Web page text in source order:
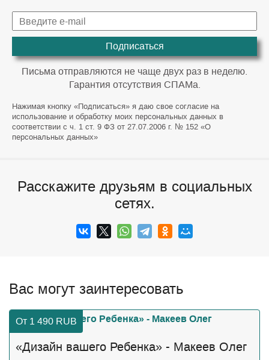
Подписаться
Письма отправляются не чаще двух раз в неделю.
Гарантия отсутствия СПАМа.
Нажимая кнопку «Подписаться» я даю свое согласие на
использование и обработку моих персональных данных в
соответствии с ч. 1 ст. 9 ФЗ от 27.07.2006 г. № 152 «О
персональных данных»
Расскажите друзьям в социальных
сетях.
Вас могут заинтересовать
От 1 490 RUB
«Дизайн вашего Ребенка» - Макеев Олег